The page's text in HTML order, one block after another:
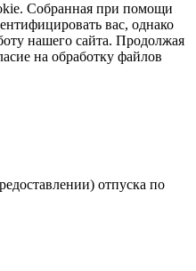
Собранная при помощи
вас, однако
нашего сайта. Продолжая
на обработку файлов
отпуска по